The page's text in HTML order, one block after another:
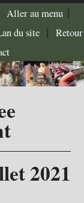
Aller au menu|
du site | Retour
2021